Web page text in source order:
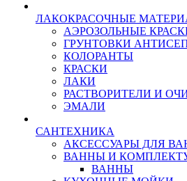
ЛАКОКРАСОЧНЫЕ
АЭРОЗОЛЬНЫЕ
ГРУНТОВКИ
КОЛОРАНТЫ
КРАСКИ
ЛАКИ
РАСТВОРИТЕЛИ И
ЭМАЛИ
САНТЕХНИКА
АКСЕССУАРЫ ДЛЯ
ВАННЫ И
ВАННЫ